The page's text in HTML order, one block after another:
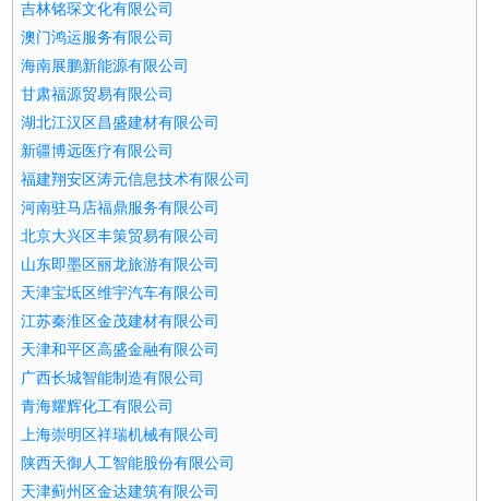
吉林铭琛文化有限公司
澳门鸿运服务有限公司
海南展鹏新能源有限公司
甘肃福源贸易有限公司
湖北江汉区昌盛建材有限公司
新疆博远医疗有限公司
福建翔安区涛元信息技术有限公司
河南驻马店福鼎服务有限公司
北京大兴区丰策贸易有限公司
山东即墨区丽龙旅游有限公司
天津宝坻区维宇汽车有限公司
江苏秦淮区金茂建材有限公司
天津和平区高盛金融有限公司
广西长城智能制造有限公司
青海耀辉化工有限公司
上海崇明区祥瑞机械有限公司
陕西天御人工智能股份有限公司
天津蓟州区金达建筑有限公司